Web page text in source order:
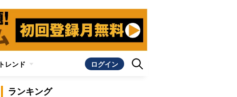
トレンド ログイン
ランキング